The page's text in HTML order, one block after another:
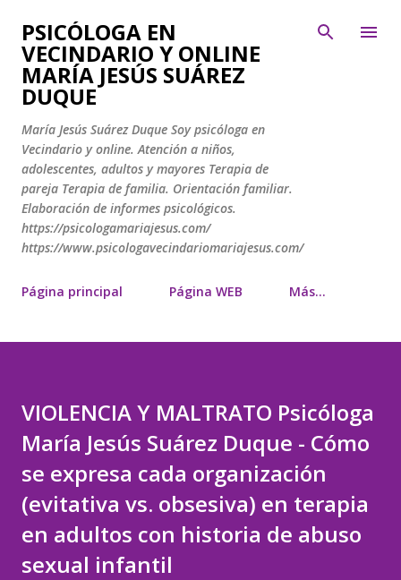
Ir al contenido principal
PSICÓLOGA EN
VECINDARIO Y ONLINE
MARÍA JESÚS SUÁREZ
DUQUE
María Jesús Suárez Duque Soy psicóloga en
Vecindario y online. Atención a niños,
adolescentes, adultos y mayores Terapia de
pareja Terapia de familia. Orientación familiar.
Elaboración de informes psicológicos.
https://psicologamariajesus.com/
https://www.psicologavecindariomariajesus.com/
Página principal Página WEB Más…
VIOLENCIA Y MALTRATO Psicóloga
María Jesús Suárez Duque - Cómo
se expresa cada organización
(evitativa vs. obsesiva) en terapia
en adultos con historia de abuso
sexual infantil